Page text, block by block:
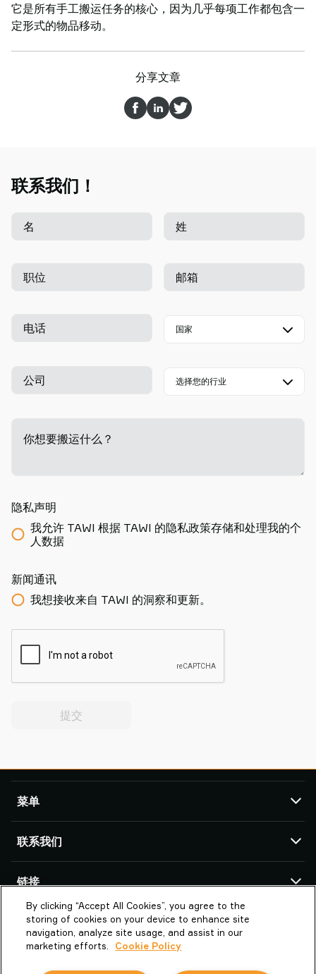
它是所有手工搬运任务的核心，因为几乎每项工作都包含一
定形式的物品移动。
分享文章
联系我们！
名 姓
职位 邮箱
电话
公司
你想要搬运什么？
隐私声明
我允许 TAWI 根据 TAWI 的隐私政策存储和处理我的个
人数据
新闻通讯
我想接收来自 TAWI 的洞察和更新。
提交
菜单
产品
成功案例
关于我们
Vaculex 就是 TAWI
Sustainability at TAWI
真空起重术语表
联系我们
TAWI 办公室及合作伙伴
派亚博真空技术（上海）有限公司
上海市闵行区中春路1288号金地威新科创
园13号楼3楼 201109 上海市
链接
关于Piab Group
TAWI – Part of Piab Group
职业机会
条款和条件
By clicking “Accept All Cookies”, you agree to the
storing of cookies on your device to enhance site
navigation, analyze site usage, and assist in our
marketing efforts.
Cookie Policy